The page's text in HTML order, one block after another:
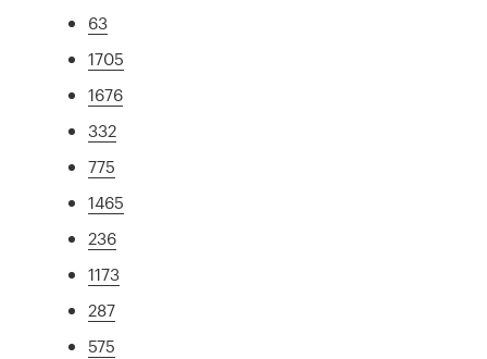
63
1705
1676
332
775
1465
236
1173
287
575